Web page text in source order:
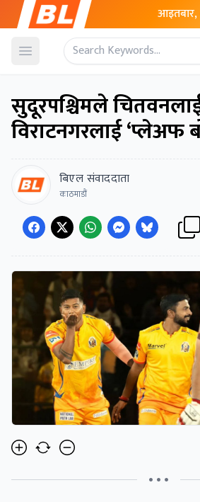
Open menu
सुदूरपश्चिमले
विराटनगरलाई ‘प्लेअफ
बिएल संवाददाता
काठमाडौं
• • •